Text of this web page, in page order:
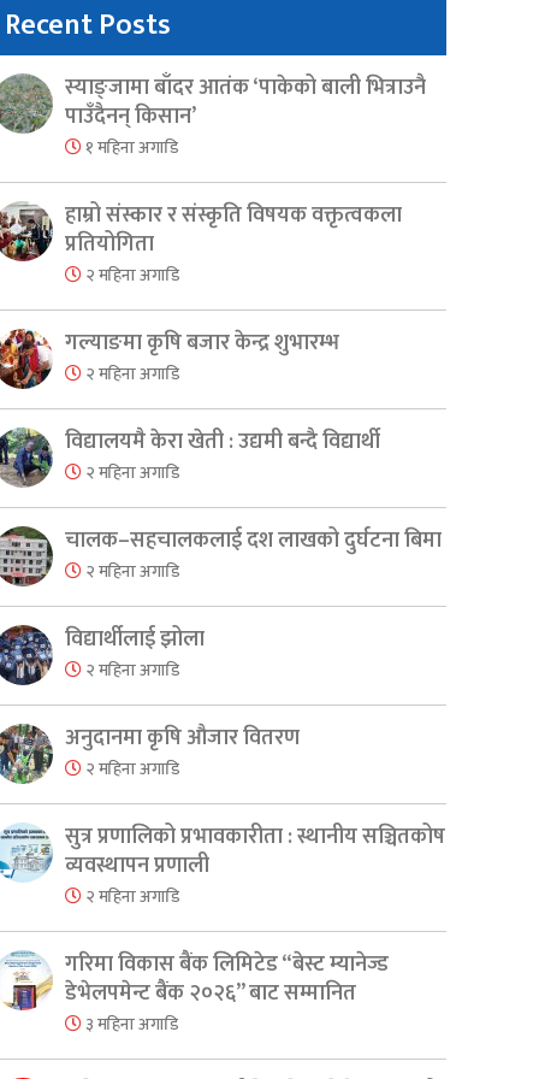
Recent Posts
स्याङ्जामा बाँदर आतंक ‘पाकेको बाली भित्राउनै
पाउँदैनन् किसान’
१ महिना अगाडि
हाम्रो संस्कार र संस्कृति विषयक वक्तृत्वकला
प्रतियोगिता
२ महिना अगाडि
गल्याङमा कृषि बजार केन्द्र शुभारम्भ
२ महिना अगाडि
विद्यालयमै केरा खेती : उद्यमी बन्दै विद्यार्थी
२ महिना अगाडि
चालक–सहचालकलाई दश लाखको दुर्घटना बिमा
२ महिना अगाडि
विद्यार्थीलाई झोला
२ महिना अगाडि
अनुदानमा कृषि औजार वितरण
२ महिना अगाडि
सुत्र प्रणालिको प्रभावकारीता : स्थानीय सञ्चितकोष
व्यवस्थापन प्रणाली
२ महिना अगाडि
गरिमा विकास बैंक लिमिटेड “बेस्ट म्यानेज्ड
डेभेलपमेन्ट बैंक २०२६” बाट सम्मानित
३ महिना अगाडि